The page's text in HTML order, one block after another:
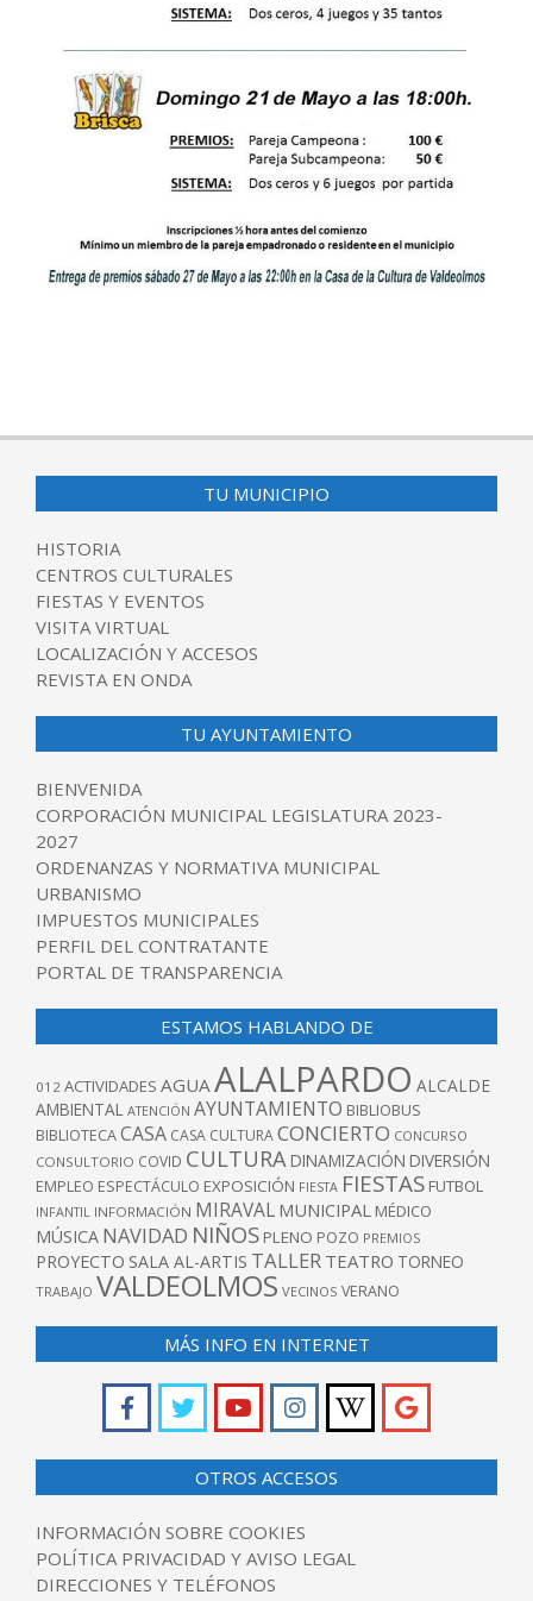
05-
TU MUNICIPIO
HISTORIA
CENTROS CULTURALES
FIESTAS Y EVENTOS
VISITA VIRTUAL
LOCALIZACIÓN Y ACCESOS
REVISTA EN ONDA
TU AYUNTAMIENTO
BIENVENIDA
CORPORACIÓN MUNICIPAL LEGISLATURA 2023-
2027
ORDENANZAS Y NORMATIVA MUNICIPAL
URBANISMO
IMPUESTOS MUNICIPALES
PERFIL DEL CONTRATANTE
PORTAL DE TRANSPARENCIA
ESTAMOS HABLANDO DE
012 ACTIVIDADES AGUAALALPARDO ALCALDE
AMBIENTAL ATENCIÓN AYUNTAMIENTO BIBLIOBUS
BIBLIOTECACASA CASA CULTURACONCIERTO CONCURSO
CONSULTORIO COVID CULTURA DINAMIZACIÓN DIVERSIÓN
EMPLEO ESPECTÁCULO EXPOSICIÓN FIESTA FIESTAS FUTBOL
INFANTIL INFORMACIÓN MIRAVAL MUNICIPAL MÉDICO
MÚSICA NAVIDAD NIÑOS PLENO POZO PREMIOS
PROYECTO SALA AL-ARTIS TALLER TEATRO TORNEO
TRABAJO VALDEOLMOS VECINOS VERANO
MÁS INFO EN INTERNET
OTROS ACCESOS
INFORMACIÓN SOBRE COOKIES
POLÍTICA PRIVACIDAD Y AVISO LEGAL
DIRECCIONES Y TELÉFONOS